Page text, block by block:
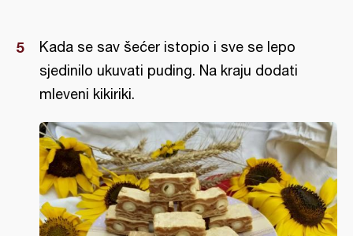
Kada se sav šećer istopio i sve se lepo
sjedinilo ukuvati puding. Na kraju dodati
mleveni kikiriki.